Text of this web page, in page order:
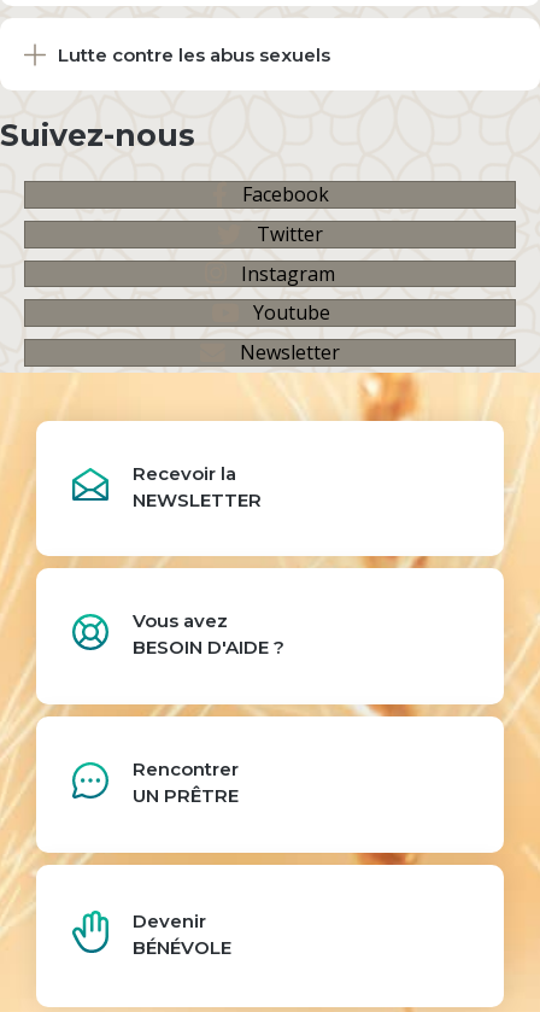
Lutte contre les abus sexuels
Suivez-nous
Facebook
Twitter
Instagram
Youtube
Newsletter
Recevoir la
NEWSLETTER
Vous avez
BESOIN D'AIDE ?
Rencontrer
UN PRÊTRE
Devenir
BÉNÉVOLE